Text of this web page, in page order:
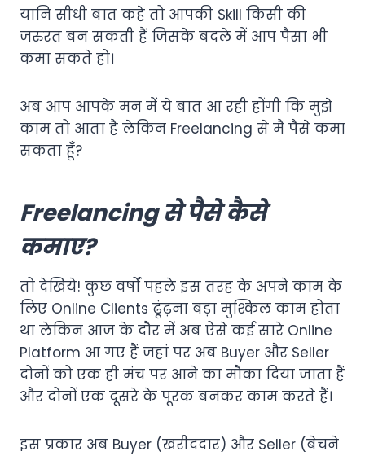
यानि सीधी बात कहे तो आपकी Skill किसी की
जरुरत बन सकती हैं जिसके बदले में आप पैसा भी
कमा सकते हो।
अब आप आपके मन में ये बात आ रही होंगी कि मुझे
काम तो आता हैं लेकिन Freelancing से मैं पैसे कमा
सकता हूँ?
Freelancing से पैसे कैसे
कमाए?
तो देखिये! कुछ वर्षों पहले इस तरह के अपने काम के
लिए Online Clients ढूंढ़ना बड़ा मुश्किल काम होता
था लेकिन आज के दौर में अब ऐसे कई सारे Online
Platform आ गए हैं जहां पर अब Buyer और Seller
दोनों को एक ही मंच पर आने का मौका दिया जाता हैं
और दोनों एक दूसरे के पूरक बनकर काम करते हैं।
इस प्रकार अब Buyer (खरीददार) और Seller (बेचने